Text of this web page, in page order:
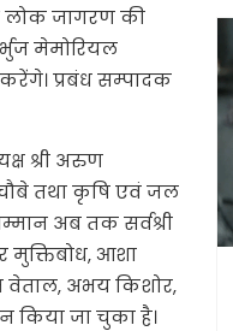
लोक जागरण की
मेमोरियल
प्रबंध सम्पादक
श्री अरुण
चौबे तथा कृषि एवं जल
अब तक सर्वश्री
मुक्तिबोध, आशा
वेताल, अभय किशोर,
किया जा चुका है।